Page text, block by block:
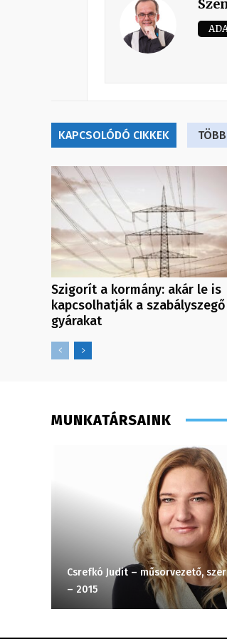
KAPCSOLÓDÓ CIKKEK
Szigorít a kormány: akár le is
kapcsolhatják a szabályszegő
gyárakat
MUNKATÁRSAINK
Csrefkó Judit – műsorvezető,
– 2015